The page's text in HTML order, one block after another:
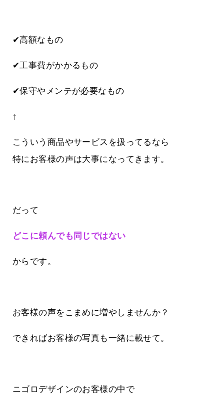
✔高額なもの
✔工事費がかかるもの
✔保守やメンテが必要なもの
↑
こういう商品やサービスを扱ってるなら
特にお客様の声は大事になってきます。
だって
どこに頼んでも同じではない
からです。
お客様の声をこまめに増やしませんか？
できればお客様の写真も一緒に載せて。
ニゴロデザインのお客様の中で